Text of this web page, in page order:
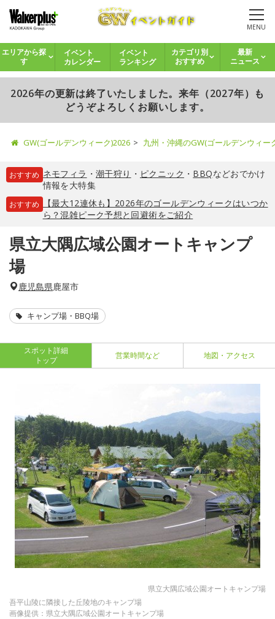
MENU
エリアから探
す
イベント
カレンダー
イベント
ランキング
カテゴリ別
おすすめ
最新
ニュース
2026年の更新は終了いたしました。来年（2027年）も
どうぞよろしくお願いします。
GW(ゴールデンウィーク)2026 九州・沖縄のGW(ゴールデンウィ
おすすめ ネモフィラ ・ 潮干狩り ・ ピクニック ・ BBQなどおでかけ
情報を大特集
おすすめ
【最大12連休も】2026年のゴールデンウィークはいつか
ら？混雑ピーク予想と回避術をご紹介
県立大隅広域公園オートキャンプ
場
鹿児島県鹿屋市
キャンプ場・BBQ場
スポット詳細
トップ
営業時間など 地図・アクセス
県立大隅広域公園オートキャンプ場
吾平山陵に隣接した丘陵地のキャンプ場
画像提供：県立大隅広域公園オートキャンプ場